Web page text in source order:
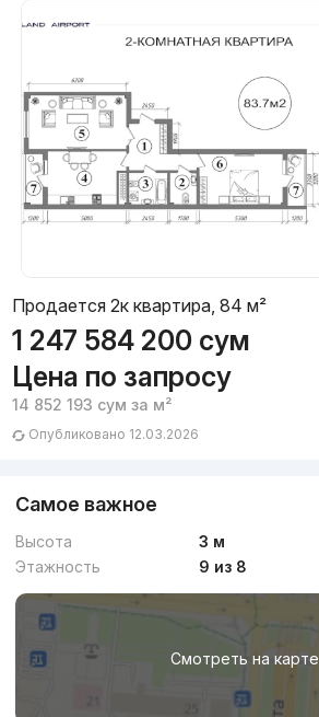
Продается 2к квартира, 84 м²
1 247 584 200 сум
Цена по запросу
14 852 193 сум за м²
Опубликовано 12.03.2026
Самое важное
Высота
3 м
Этажность
9 из 8
Смотреть на карте